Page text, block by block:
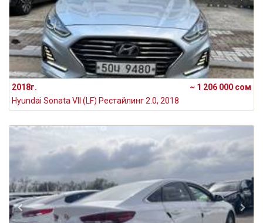
2018г.
~ 1 206 000 сом
Hyundai Sonata VII (LF) Рестайлинг 2.0, 2018